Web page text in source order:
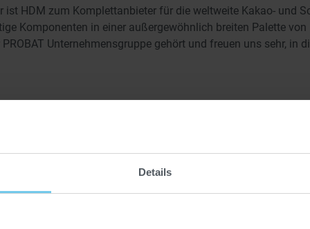
Details
ist HDM zum Komplettanbieter für die weltweite Kakao- und
Komponenten in einer außergewöhnlich breiten Palette
Unternehmensgruppe gehört und freuen uns sehr, in